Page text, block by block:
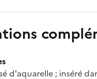
d'aquarelle ; inséré